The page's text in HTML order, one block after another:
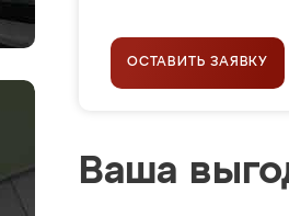
ОСТАВИТЬ ЗАЯВКУ
Ваша